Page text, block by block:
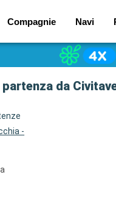
Compagnie Navi
da
-